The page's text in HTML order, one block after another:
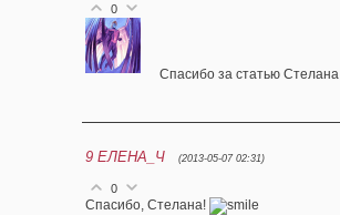
0
Спасибо за статью Стелана
9 ЕЛЕНА_Ч (2013-05-07 02:31)
0
Спасибо, Стелана!